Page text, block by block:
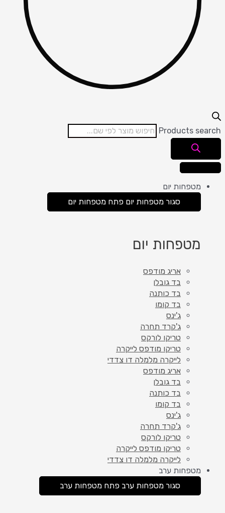
Products
מטפחות יום
סגור מטפחות יום פתח מטפחות יום
מטפחות יום
אריג מודפס
בד גובלן
בד כותנה
בד קומו
ג'ינס
ג'קרד תחרה
טריקו לורקס
טריקו מודפס לייקרה
לייקרה מלמלה דו צדדי
אריג מודפס
בד גובלן
בד כותנה
בד קומו
ג'ינס
ג'קרד תחרה
טריקו לורקס
טריקו מודפס לייקרה
לייקרה מלמלה דו צדדי
מטפחות ערב
סגור מטפחות ערב פתח מטפחות ערב